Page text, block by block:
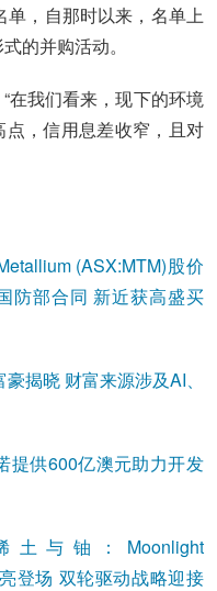
，自那时以来，名单上
的并购活动。
在我们看来，现下的环境
，信用息差收窄，且对
(ASX:MTM)股价
防部合同 新近获高盛买
揭晓 财富来源涉及AI、
提供600亿澳元助力开发
与铀：Moonlight
登场 双轮驱动战略迎接